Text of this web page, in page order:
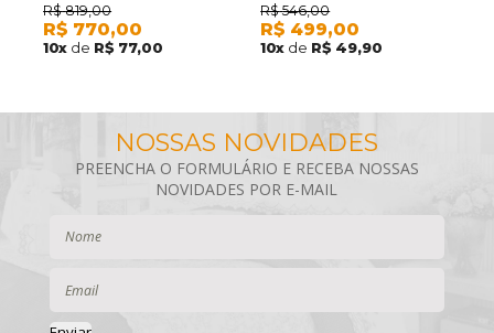
KACYUMARA SATINÉE KOSS 300
FIOS 3 PEÇAS
R$ 819,00
R$ 770,00
10x de R$ 77,00
KACYUMARA SATINÉE DELTA 300
FIOS 2 PEÇAS
R$ 546,00
R$ 499,00
10x de R$ 49,90